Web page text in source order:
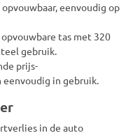
eenvoudig op
tas met 320
gebruik.
prijs-
in gebruik.
in de auto